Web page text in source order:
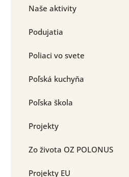
Naše aktivity
Podujatia
Poliaci vo svete
Poľská kuchyňa
Poľska škola
Projekty
Zo života OZ POLONUS
Projekty EU